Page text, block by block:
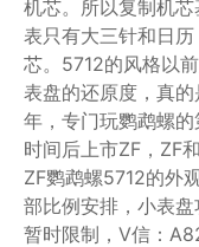
机芯。所以复制机
表只有大三针和日
芯。5712的风格以
表盘的还原度，真
年，专门玩鹦鹉螺
时间后上市ZF，ZF
ZF鹦鹉螺5712的外
部比例安排，小表
暂时限制，V信：